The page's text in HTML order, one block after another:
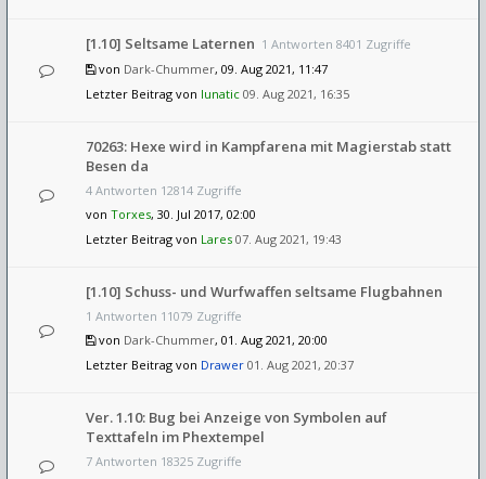
[1.10] Seltsame Laternen 1 Antworten 8401 Zugriffe
von Dark-Chummer, 09. Aug 2021, 11:47
Letzter Beitrag von lunatic 09. Aug 2021, 16:35
70263: Hexe wird in Kampfarena mit Magierstab statt
Besen da
4 Antworten 12814 Zugriffe
von Torxes, 30. Jul 2017, 02:00
Letzter Beitrag von Lares 07. Aug 2021, 19:43
[1.10] Schuss- und Wurfwaffen seltsame Flugbahnen
1 Antworten 11079 Zugriffe
von Dark-Chummer, 01. Aug 2021, 20:00
Letzter Beitrag von Drawer 01. Aug 2021, 20:37
Ver. 1.10: Bug bei Anzeige von Symbolen auf
Texttafeln im Phextempel
7 Antworten 18325 Zugriffe